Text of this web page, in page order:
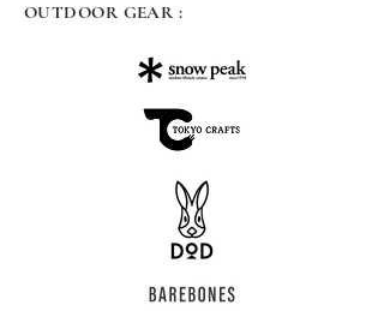
OUTDOOR GEAR :